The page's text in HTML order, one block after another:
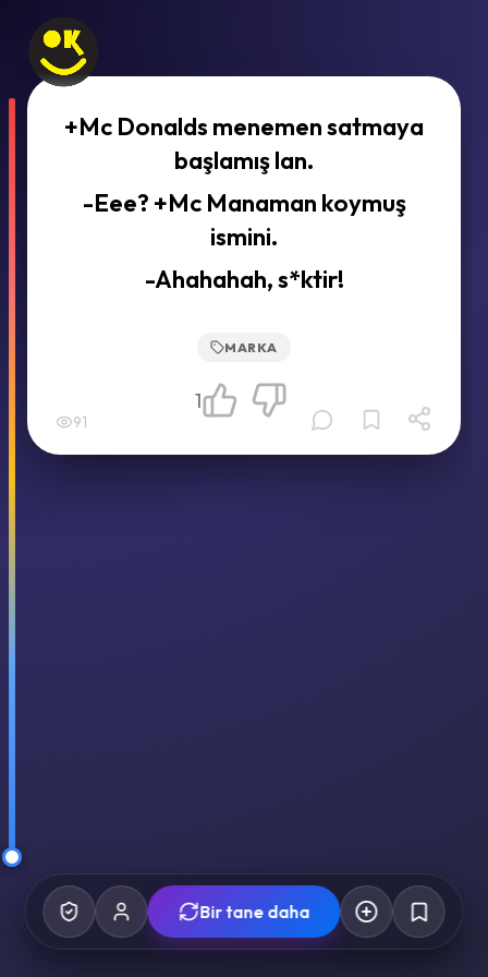
+Mc Donalds menemen satmaya
başlamış lan.
-Eee? +Mc Manaman koymuş
ismini.
-Ahahahah, s*ktir!
MARKA
91
1
Bir tane daha